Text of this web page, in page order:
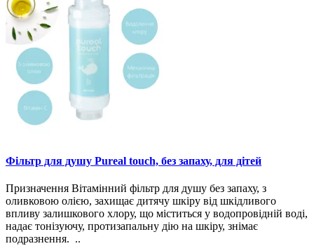
Фільтр для душу Pureal touch, без запаху, для дітей
Призначення Вітамінний фільтр для душу без запаху, з
оливковою олією, захищає дитячу шкіру від шкідливого
впливу залишкового хлору, що міститься у водопровідній воді,
надає тонізуючу, протизапальну дію на шкіру, знімає
подразнення. ..